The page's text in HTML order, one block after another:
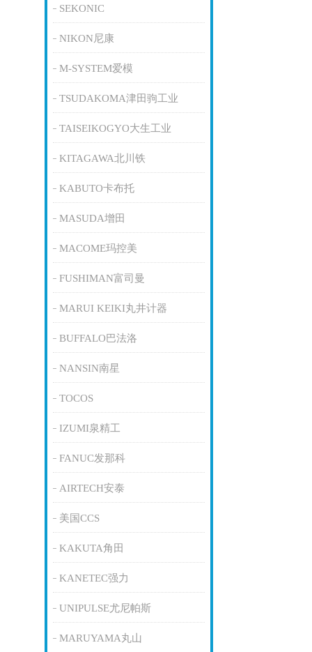
SEKONIC
NIKON尼康
M-SYSTEM爱模
TSUDAKOMA津田驹工业
TAISEIKOGYO大生工业
KITAGAWA北川铁
KABUTO卡布托
MASUDA增田
MACOME玛控美
FUSHIMAN富司曼
MARUI KEIKI丸井计器
BUFFALO巴法洛
NANSIN南星
TOCOS
IZUMI泉精工
FANUC发那科
AIRTECH安泰
美国CCS
KAKUTA角田
KANETEC强力
UNIPULSE尤尼帕斯
MARUYAMA丸山